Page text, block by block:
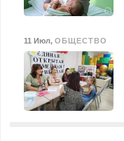
11 Июл, ОБЩЕСТВО